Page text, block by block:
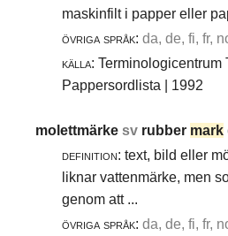
maskinfilt i papper eller
övriga språk: da, de, fi, fr,
källa: Terminologicentrum
Pappersordlista | 1992
molettmärkesv rubber mark
definition: text, bild eller
liknar vattenmärke, men
genom att ...
övriga språk: da, de, fi, fr,